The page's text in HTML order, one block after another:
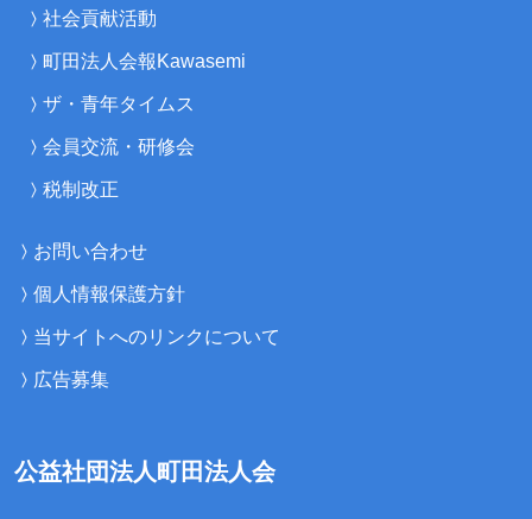
社会貢献活動
町田法人会報Kawasemi
ザ・青年タイムス
会員交流・研修会
税制改正
お問い合わせ
個人情報保護方針
当サイトへのリンクについて
広告募集
公益社団法人町田法人会